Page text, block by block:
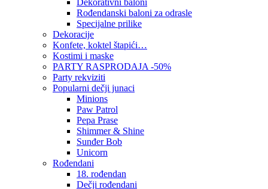
Dekorativni baloni
Rođendanski baloni za odrasle
Specijalne prilike
Dekoracije
Konfete, koktel štapići…
Kostimi i maske
PARTY RASPRODAJA -50%
Party rekviziti
Popularni dečji junaci
Minions
Paw Patrol
Pepa Prase
Shimmer & Shine
Sunđer Bob
Unicorn
Rođendani
18. rođendan
Dečji rođendani